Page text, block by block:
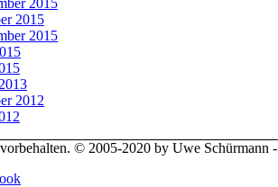
2015
2015
2015
2012
© 2005-2020 by Uwe Schürmann -